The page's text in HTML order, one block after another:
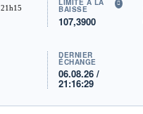
21h15
LIMITE À LA
BAISSE
107,3900
DERNIER
ÉCHANGE
06.08.26 /
21:16:29